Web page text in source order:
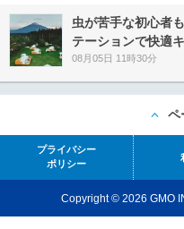
虫が苦手な初心者
テーションで快適
08月05日 11時30分
ペ
プライバシー
ポリシー
Copyright © 2026 GMO